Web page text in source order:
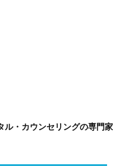
ル・カウンセリングの専門家